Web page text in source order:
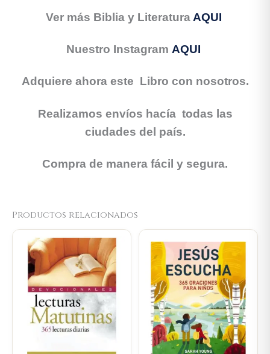
Ver más Biblia y Literatura AQUI
Nuestro Instagram AQUI
Adquiere ahora este Libro con nosotros.
Realizamos envíos hacía todas las
ciudades del país.
Compra de manera fácil y segura.
Productos relacionados
price
was:
$59.300.
Current
price
is:
$56.335.
price
was:
$80.100.
Current
price
is: